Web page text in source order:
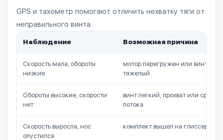
GPS и тахометр помогают отличить нехватку тяги от
неправильного винта.
Наблюдение Возможная причина
Скорость мала, обороты
низкие
мотор перегружен или винт
тяжелый
Обороты высокие, скорости
нет
винт легкий, прохват или срыв
потока
Скорость выросла, нос
опустился
комплект вышел на глиссер